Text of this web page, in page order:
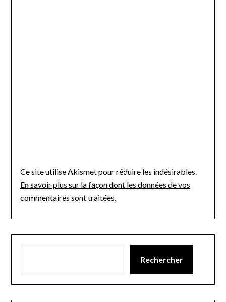
Ce site utilise Akismet pour réduire les indésirables.
En savoir plus sur la façon dont les données de vos
commentaires sont traitées.
Rechercher